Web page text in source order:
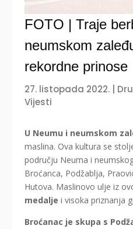
FOTO | Traje
neumskom
rekordne prinose
27. listopada 2022.
Vijesti
U Neumu i neumskom
maslina. Ova kultura se
području Neuma i
Broćanca, Podžablja,
Hutova. Maslinovo ulje iz
medalje i visoka priznanja
Broćanac je skupa s